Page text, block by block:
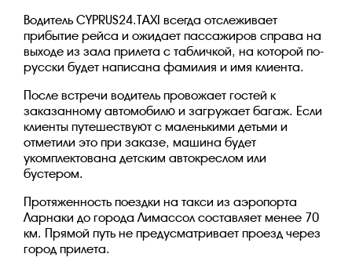
Водитель CYPRUS24.TAXI всегда отслеживает
прибытие рейса и ожидает пассажиров справа на
выходе из зала прилета с табличкой, на которой по-
русски будет написана фамилия и имя клиента.
После встречи водитель провожает гостей к
заказанному автомобилю и загружает багаж. Если
клиенты путешествуют с маленькими детьми и
отметили это при заказе, машина будет
укомплектована детским автокреслом или
бустером.
Протяженность поездки на такси из аэропорта
Ларнаки до города Лимассол составляет менее 70
км. Прямой путь не предусматривает проезд через
город прилета.